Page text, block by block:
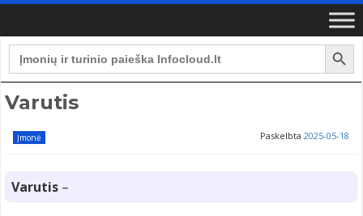
Search
for:
Search Button
Varutis
Įmonė Paskelbta 2025-05-18
Varutis –